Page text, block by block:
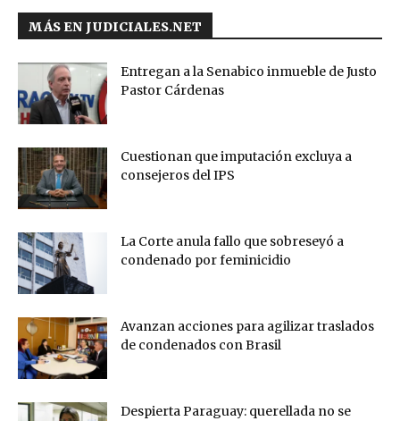
MÁS EN JUDICIALES.NET
Entregan a la Senabico inmueble de Justo
Pastor Cárdenas
Cuestionan que imputación excluya a
consejeros del IPS
La Corte anula fallo que sobreseyó a
condenado por feminicidio
Avanzan acciones para agilizar traslados
de condenados con Brasil
Despierta Paraguay: querellada no se